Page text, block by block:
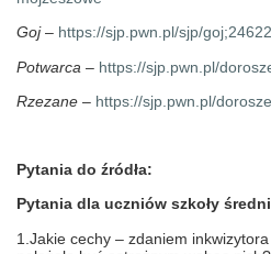
Goj– https://sjp.pwn.pl/sjp/
Potwarca – https://sjp.pwn.pl/
Rzezane – https://sjp.pwn.pl/
Pytania do źródła:
Pytania dla uczniów szkoły
1.Jakie cechy – zdaniem